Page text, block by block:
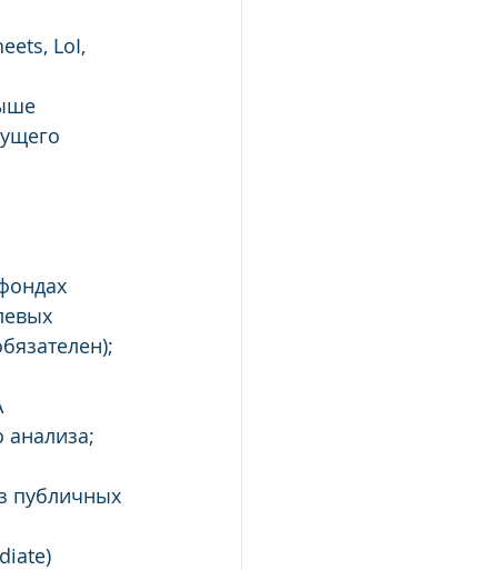
LoI,
анализа;
публичных